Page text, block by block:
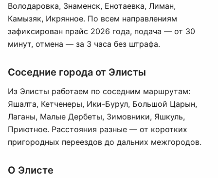
Володаровка, Знаменск, Енотаевка, Лиман,
Камызяк, Икрянное. По всем направлениям
зафиксирован прайс 2026 года, подача — от 30
минут, отмена — за 3 часа без штрафа.
Соседние города от Элисты
Из Элисты работаем по соседним маршрутам:
Яшалта, Кетченеры, Ики-Бурул, Большой Царын,
Лаганы, Малые Дербеты, Зимовники, Яшкуль,
Приютное. Расстояния разные — от коротких
пригородных переездов до дальних межгородов.
О Элисте